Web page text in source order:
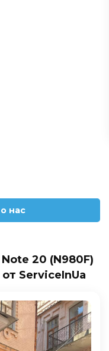
нас
20 (N980F)
ServiceInUa